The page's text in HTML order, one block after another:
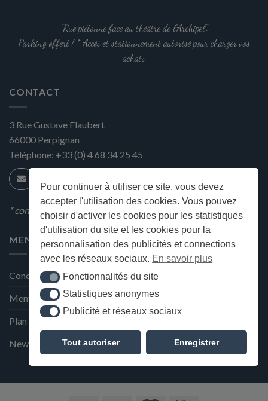
Pour continuer à utiliser ce site, vous devez
accepter l'utilisation des cookies. Vous pouvez
choisir d'activer les cookies pour les statistiques
d'utilisation du site et les cookies pour la
personnalisation des publicités et connections
avec les réseaux sociaux. En savoir plus
Fonctionnalités du site
Fonctionnalités du site
Statistiques anonymes
Statistiques anonymes
Publicité et réseaux sociaux
Publicité et réseaux sociaux
Tout autoriser Enregistrer
"Rue piétonne face au théâtre de l'Archipel".
Parking offert ! * Accès et stationnement autorisé pour charger vos
achats
CONTACT
3 Rue Gustave Flaubert
66000 Perpignan
Téléphone: +33 (0) 4 68 34 25 45
* condition en magasin
MENU
Conditions générales de ventes
Mentions Légales et Politique de confidentialité
Plan du site
Newsletter de la Maison Deffès